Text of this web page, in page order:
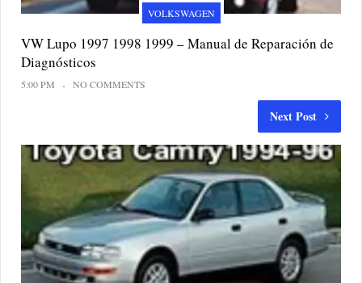
VOLKSWAGEN
VW Lupo 1997 1998 1999 – Manual de Reparación de
Diagnósticos
5:00 PM NO COMMENTS
Next Post